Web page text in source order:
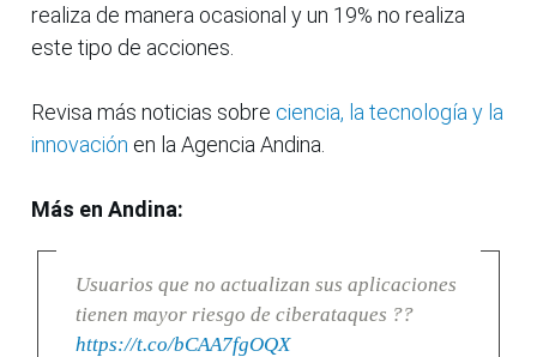
realiza de manera ocasional y un 19% no realiza
este tipo de acciones.
Revisa más noticias sobre ciencia, la tecnología y la
innovación en la Agencia Andina.
Más en Andina:
Usuarios que no actualizan sus aplicaciones
tienen mayor riesgo de ciberataques ??
https://t.co/bCAA7fgOQX